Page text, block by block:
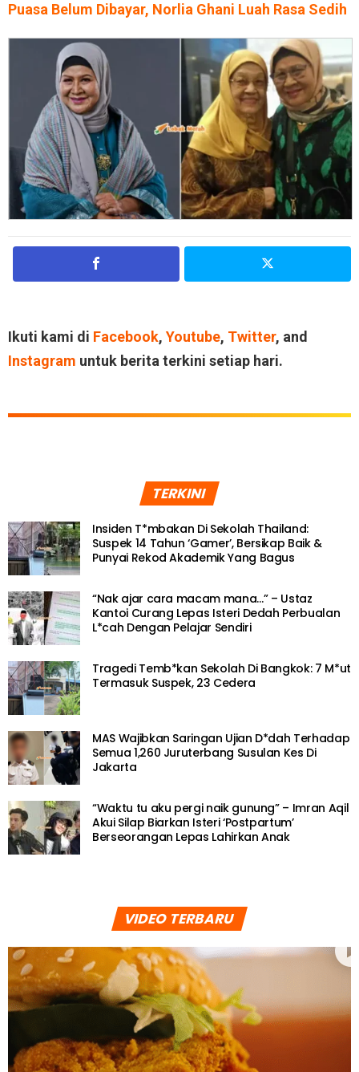
Puasa Belum Dibayar, Norlia Ghani Luah Rasa Sedih
Ikuti kami di Facebook, Youtube, Twitter, and
Instagram untuk berita terkini setiap hari.
TERKINI
Insiden T*mbakan Di Sekolah Thailand:
Suspek 14 Tahun ‘Gamer’, Bersikap Baik &
Punyai Rekod Akademik Yang Bagus
“Nak ajar cara macam mana…” – Ustaz
Kantoi Curang Lepas Isteri Dedah Perbualan
L*cah Dengan Pelajar Sendiri
Tragedi Temb*kan Sekolah Di Bangkok: 7 M*ut
Termasuk Suspek, 23 Cedera
MAS Wajibkan Saringan Ujian D*dah Terhadap
Semua 1,260 Juruterbang Susulan Kes Di
Jakarta
“Waktu tu aku pergi naik gunung” – Imran Aqil
Akui Silap Biarkan Isteri ‘Postpartum’
Berseorangan Lepas Lahirkan Anak
VIDEO TERBARU